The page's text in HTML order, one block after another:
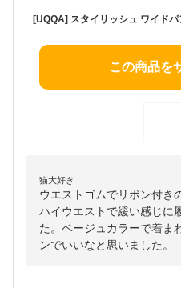
この商品を
猫大好き
ウエストゴムでリボン付き
ハイウエストで緩い感じに
た。ベージュカラーで着ま
ンでいいなと思いました。